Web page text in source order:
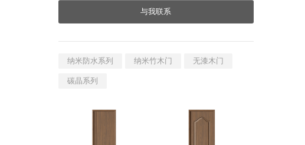
与我联系
纳米防水系列 纳米竹木门 无漆木门
碳晶系列